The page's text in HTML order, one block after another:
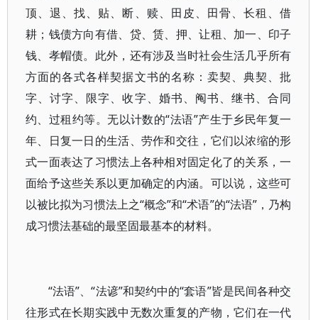
顶、退、找、贴、断、赎、田皮、田骨、长租、借
耕；钱债方向有借、贷、赁、押、让租、加一、印子
钱、孝帽债。此外，还有涉及当时社会生活几乎所有
方面的各式各样契据文书的名称：卖契、典契、批
字、讨字、限字、收字、婚书、阄书、继书、合同
约、过租约等。无以计数的“法语”产生于乡民年复一
年、日复一日的生活、劳作和交往，它们以浓缩的形
式一面表达了习惯法上各种相对固定化了的关系，一
面给予这些关系以更加确定的内涵。可以说，这些可
以被比拟为习惯法上之“概念”和“术语”的“法语”，乃构
成习惯法基础的最坚固最基本的材料。
“法语”、“法谚”和契约中的“套语”皆是民间各种交
往形式在长期实践中无数次重复的产物，它们在一代